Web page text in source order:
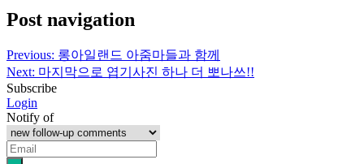
Post navigation
Previous: 롱아일랜드 아줌마들과 함께
Next: 마지막으로 엽기사진 하나 더 뽀나쓰!!
Subscribe
Login
Notify of